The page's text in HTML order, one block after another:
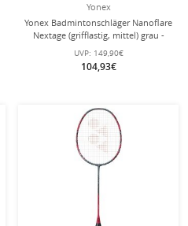
Yonex
Yonex Badmintonschläger Nanoflare
Nextage (grifflastig, mittel) grau -
besaitet -
UVP: 149,90€
104,93€